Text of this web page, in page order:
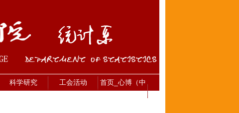
科学研究 工会活动 首页_心博（中